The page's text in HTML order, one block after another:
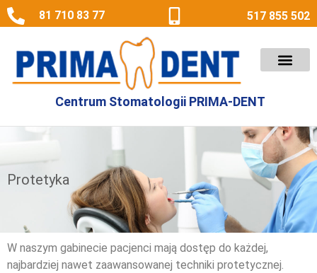
81 710 83 77 517 855 502
Centrum Stomatologii PRIMA-DENT
Protetyka
W naszym gabinecie pacjenci mają dostęp do każdej,
najbardziej nawet zaawansowanej techniki protetycznej.